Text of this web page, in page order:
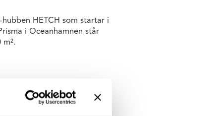
HETCH som startar i
i Oceanhamnen står
Skåne